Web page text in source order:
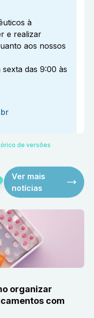
à
e realizar
aos nossos
das 9:00 às
de versões
Ver mais
notícias
organizar
com